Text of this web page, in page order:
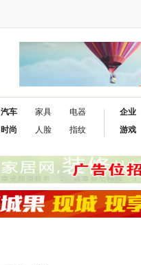
汽车
时尚
家具
人脸
电器
指纹
企业
游戏